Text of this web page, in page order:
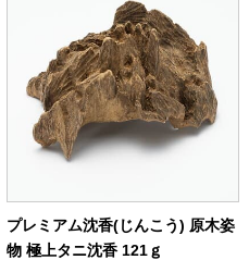
プレミアム沈香(じんこう) 原木姿
物 極上タニ沈香 121ｇ